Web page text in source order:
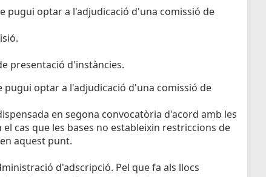
pugui optar a l'adjudicació d'una comissió de
presentació d'instàncies.
optar a l'adjudicació d'una comissió de
en segona convocatòria d'acord amb les
cas que les bases no estableixin restriccions de
aquest punt.
d'adscripció. Pel que fa als llocs